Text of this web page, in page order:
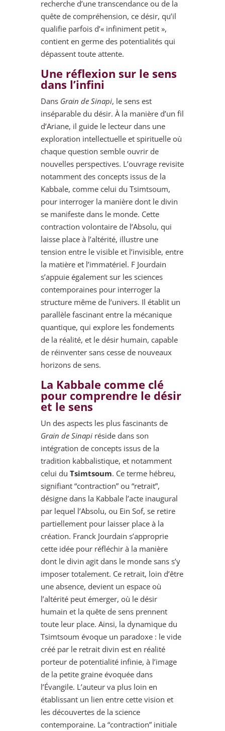
recherche d’une transcendance ou de la
quête de compréhension, ce désir, qu’il
qualifie parfois d’« infiniment petit »,
contient en germe des potentialités qui
dépassent toute attente.
Une réflexion sur le sens
dans l’infini
Dans Grain de Sinapi, le sens est
inséparable du désir. À la manière d’un fil
d’Ariane, il guide le lecteur dans une
exploration intellectuelle et spirituelle où
chaque question semble ouvrir de
nouvelles perspectives. L’ouvrage revisite
notamment des concepts issus de la
Kabbale, comme celui du Tsimtsoum,
pour interroger la manière dont le divin
se manifeste dans le monde. Cette
contraction volontaire de l’Absolu, qui
laisse place à l’altérité, illustre une
tension entre le visible et l’invisible, entre
la matière et l’immatériel. F Jourdain
s’appuie également sur les sciences
contemporaines pour interroger la
structure même de l’univers. Il établit un
parallèle fascinant entre la mécanique
quantique, qui explore les fondements
de la réalité, et le désir humain, capable
de réinventer sans cesse de nouveaux
horizons de sens.
La Kabbale comme clé
pour comprendre le désir
et le sens
Un des aspects les plus fascinants de
Grain de Sinapiréside dans son
intégration de concepts issus de la
tradition kabbalistique, et notamment
celui du Tsimtsoum. Ce terme hébreu,
signifiant “contraction” ou “retrait”,
désigne dans la Kabbale l’acte inaugural
par lequel l’Absolu, ou Ein Sof, se retire
partiellement pour laisser place à la
création. Franck Jourdain s’approprie
cette idée pour réfléchir à la manière
dont le divin agit dans le monde sans s’y
imposer totalement. Ce retrait, loin d’être
une absence, devient un espace où
l’altérité peut émerger, où le désir
humain et la quête de sens prennent
toute leur place. Ainsi, la dynamique du
Tsimtsoum évoque un paradoxe : le vide
créé par le retrait divin est en réalité
porteur de potentialité infinie, à l’image
de la petite graine évoquée dans
l’Évangile. L’auteur va plus loin en
établissant un lien entre cette vision et
les découvertes de la science
contemporaine. La “contraction” initiale